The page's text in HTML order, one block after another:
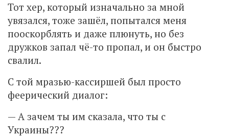
Тот хер, который изначально за мной
увязался, тоже зашёл, попытался меня
пооскорблять и даже плюнуть, но без
дружков запал чё-то пропал, и он быстро
свалил.
С той мразью-кассиршей был просто
феерический диалог:
— А зачем ты им сказала, что ты с
Украины???